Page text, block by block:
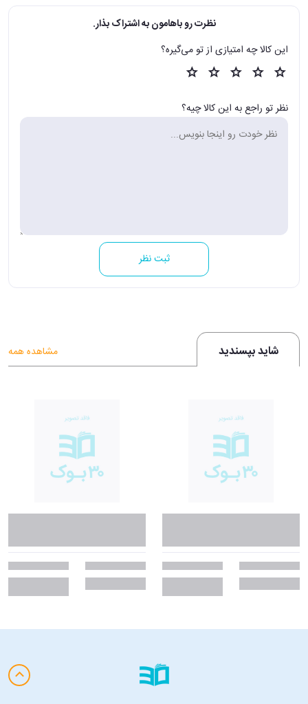
نظرت رو باهامون به اشتراک بذار.
این کالا چه امتیازی از تو می‌گیره؟
نظر تو راجع به این کالا چیه؟
ثبت نظر
شاید بپسندید مشاهده همه